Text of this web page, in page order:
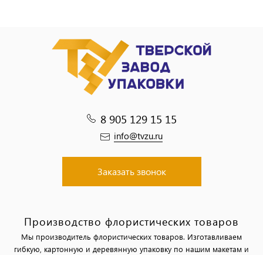
8 905 129 15 15
info@tvzu.ru
Заказать звонок
Производство флористических товаров
Мы производитель флористических товаров. Изготавливаем
гибкую, картонную и деревянную упаковку по нашим макетам и